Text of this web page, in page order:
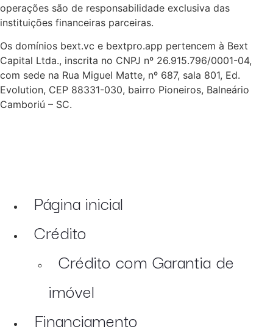
operações são de responsabilidade exclusiva das
instituições financeiras parceiras.
Os domínios bext.vc e bextpro.app pertencem à Bext
Capital Ltda., inscrita no CNPJ nº 26.915.796/0001-04,
com sede na Rua Miguel Matte, nº 687, sala 801, Ed.
Evolution, CEP 88331-030, bairro Pioneiros, Balneário
Camboriú – SC.
Página inicial
Crédito
Crédito com Garantia de
imóvel
Financiamento